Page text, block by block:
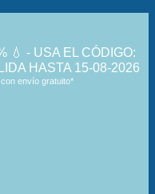
💧 - USA EL CÓDIGO:
HASTA 15-08-2026
envío gratuito*